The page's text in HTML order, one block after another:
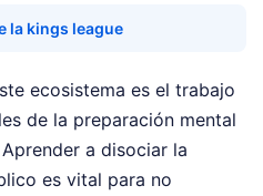
la kings league
ecosistema es el trabajo
de la preparación mental
a disociar la
es vital para no